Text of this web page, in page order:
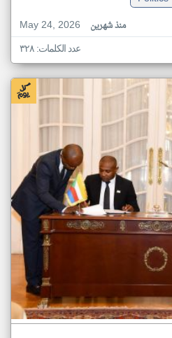
May 24, 2026
منذ شهرين
عدد الكلمات: ٣٢٨